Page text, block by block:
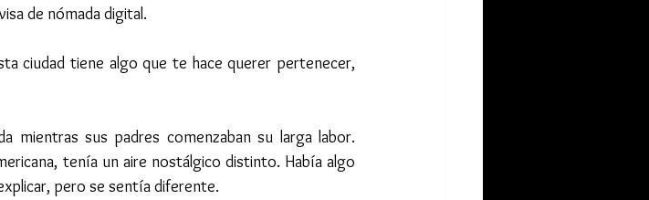
de nómada digital.
ciudad tiene algo que te hace querer pertenecer,
mientras sus padres comenzaban su larga labor.
tenía un aire nostálgico distinto. Había algo
pero se sentía diferente.